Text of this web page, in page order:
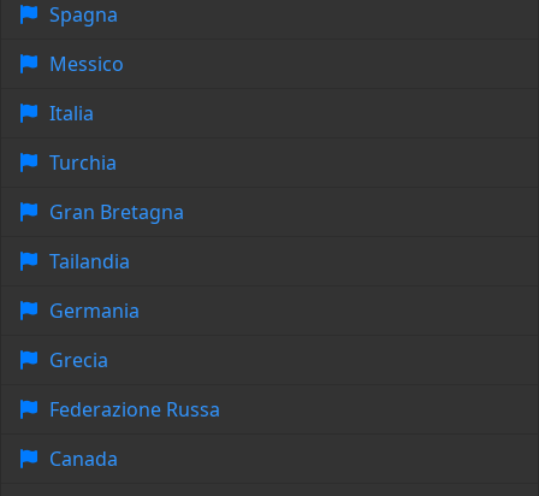
Spagna
Messico
Italia
Turchia
Gran Bretagna
Tailandia
Germania
Grecia
Federazione Russa
Canada